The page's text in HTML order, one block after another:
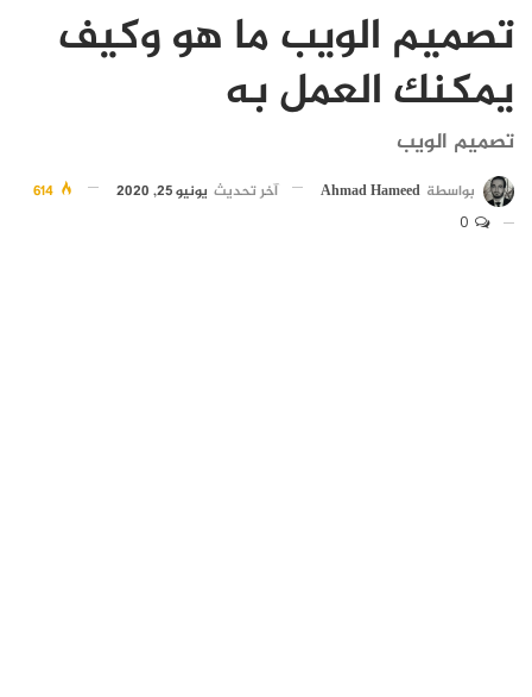
تصميم الويب ما هو وكيف
يمكنك العمل به
تصميم الويب
بواسطة Ahmad Hameed آخر تحديث يونيو 25, 2020